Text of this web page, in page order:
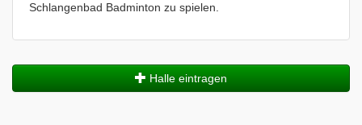
Schlangenbad Badminton zu spielen.
Halle eintragen